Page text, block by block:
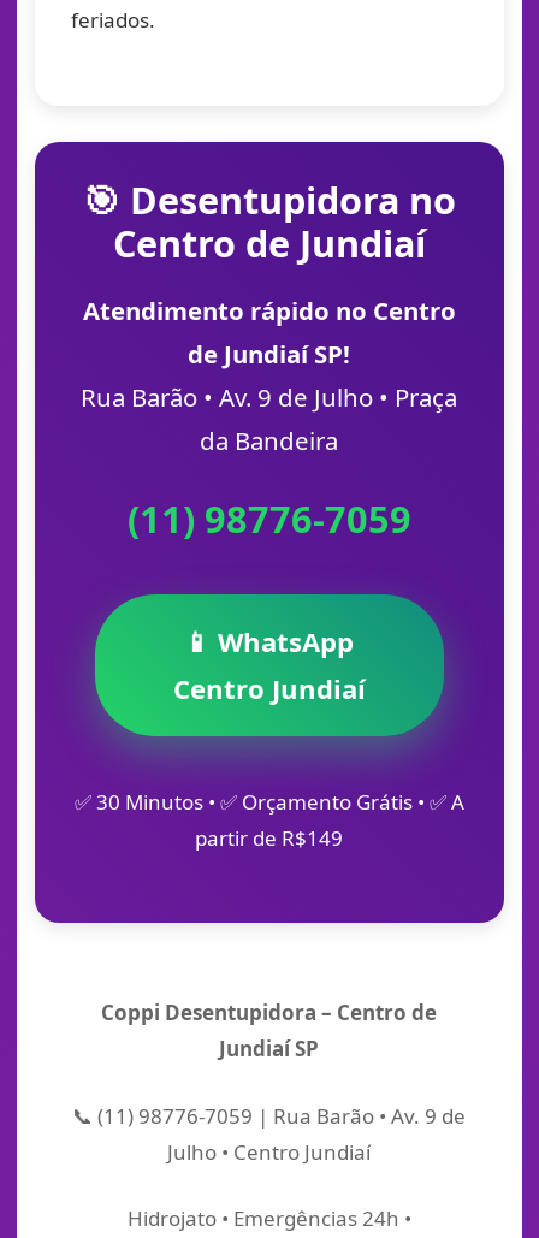
feriados.
🎯 Desentupidora no
Centro de Jundiaí
Atendimento rápido no Centro
de Jundiaí SP!
Rua Barão • Av. 9 de Julho • Praça
da Bandeira
(11) 98776-7059
📱 WhatsApp
Centro Jundiaí
✅ 30 Minutos • ✅ Orçamento Grátis • ✅ A
partir de R$149
Coppi Desentupidora – Centro de
Jundiaí SP
📞 (11) 98776-7059 | Rua Barão • Av. 9 de
Julho • Centro Jundiaí
Hidrojato • Emergências 24h •